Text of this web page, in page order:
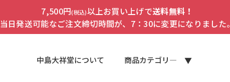
7,500円(税込)以上お買い上げで送料無料！
当日発送可能なご注文締切時間が、7：30に変更になりました。
中島大祥堂について 商品カテゴリ―